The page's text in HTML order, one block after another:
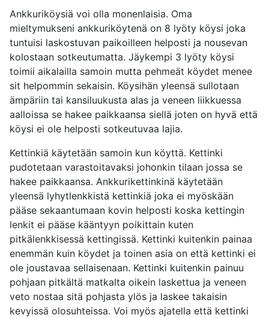
Ankkuriköysiä voi olla monenlaisia. Oma
mieltymukseni ankkuriköytenä on 8 lyöty köysi joka
tuntuisi laskostuvan paikoilleen helposti ja nousevan
kolostaan sotkeutumatta. Jäykempi 3 lyöty köysi
toimii aikalailla samoin mutta pehmeät köydet menee
sit helpommin sekaisin. Köysihän yleensä sullotaan
ämpäriin tai kansiluukusta alas ja veneen liikkuessa
aalloissa se hakee paikkaansa siellä joten on hyvä että
köysi ei ole helposti sotkeutuvaa lajia.
Kettinkiä käytetään samoin kun köyttä. Kettinki
pudotetaan varastoitavaksi johonkin tilaan jossa se
hakee paikkaansa. Ankkurikettinkinä käytetään
yleensä lyhytlenkkistä kettinkiä joka ei myöskään
pääse sekaantumaan kovin helposti koska kettingin
lenkit ei pääse kääntyyn poikittain kuten
pitkälenkkisessä kettingissä. Kettinki kuitenkin painaa
enemmän kuin köydet ja toinen asia on että kettinki ei
ole joustavaa sellaisenaan. Kettinki kuitenkin painuu
pohjaan pitkältä matkalta oikein laskettua ja veneen
veto nostaa sitä pohjasta ylös ja laskee takaisin
kevyissä olosuhteissa. Voi myös ajatella että kettinki